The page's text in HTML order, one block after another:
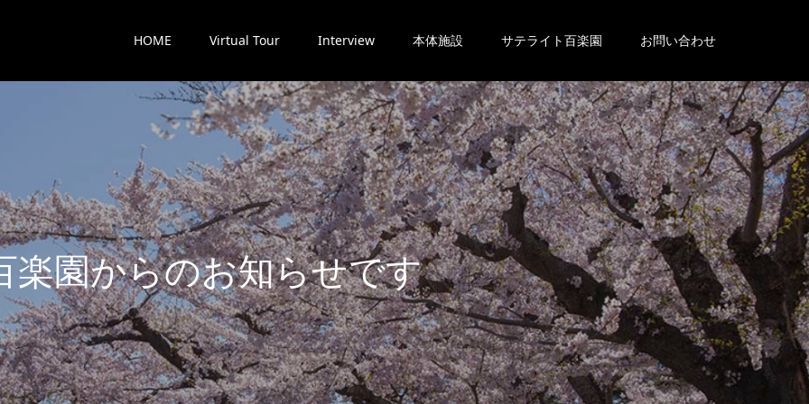
HOME Virtual Tour Interview 本体施設 サテライト百楽園 お問い合わせ
楽園からのお知らせです。